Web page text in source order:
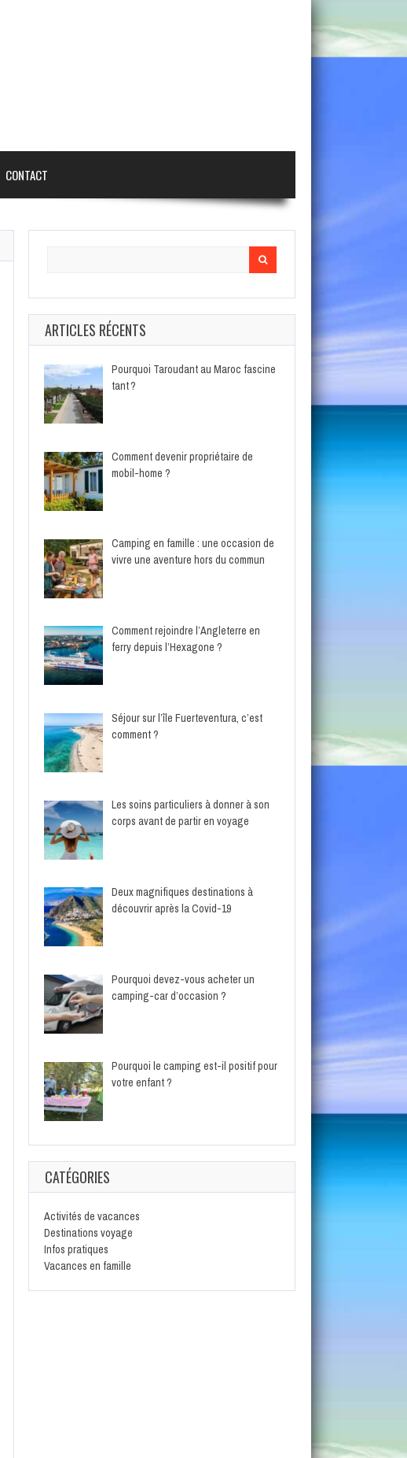
CONTACT
ARTICLES RÉCENTS
Pourquoi Taroudant au Maroc fascine
tant ?
Comment devenir propriétaire de
mobil-home ?
Camping en famille : une occasion de
vivre une aventure hors du commun
Comment rejoindre l’Angleterre en
ferry depuis l’Hexagone ?
Séjour sur l’île Fuerteventura, c’est
comment ?
Les soins particuliers à donner à son
corps avant de partir en voyage
Deux magnifiques destinations à
découvrir après la Covid-19
Pourquoi devez-vous acheter un
camping-car d’occasion ?
Pourquoi le camping est-il positif pour
votre enfant ?
CATÉGORIES
Activités de vacances
Destinations voyage
Infos pratiques
Vacances en famille